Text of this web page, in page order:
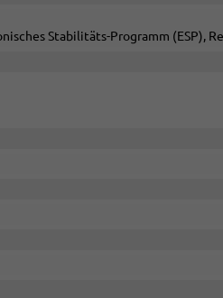
Stabilitäts-Programm (ESP),